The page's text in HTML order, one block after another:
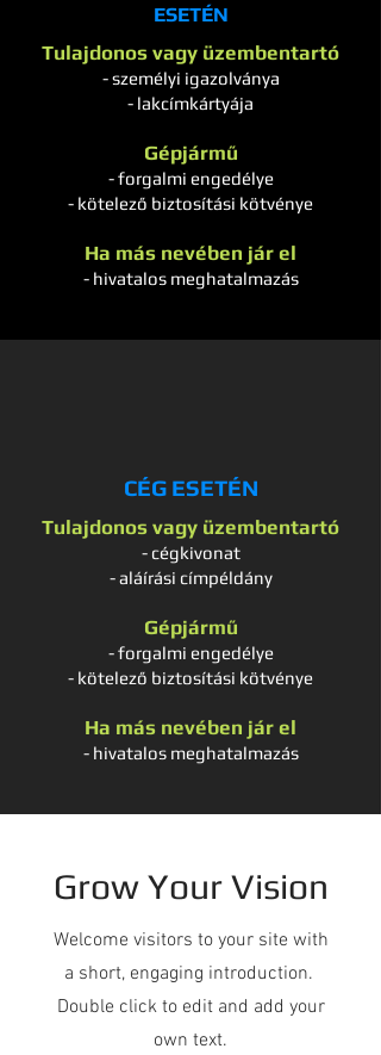
ESETÉN
Tulajdonos vagy üzembentartó
- személyi igazolványa
- lakcímkártyája
Gépjármű
- forgalmi engedélye
- kötelező biztosítási kötvénye
Ha más nevében jár el
- hivatalos meghatalmazás
CÉG ESETÉN
Tulajdonos vagy üzembentartó
- cégkivonat
- aláírási címpéldány
Gépjármű
- forgalmi engedélye
- kötelező biztosítási kötvénye
Ha más nevében jár el
- hivatalos meghatalmazás
Grow Your Vision
Welcome visitors to your site with
a short, engaging introduction.
Double click to edit and add your
own text.